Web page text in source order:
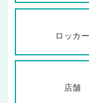
ロッカー
店舗